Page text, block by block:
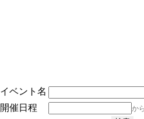
イベント名
開催日程
から